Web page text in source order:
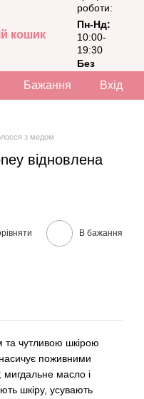
кошик
роботи:
Пн-Нд:
10:00-
19:30
Без
Бажання Вхід
з медом
відновлена
В бажання
та чутливою шкірою
поживними
масло і
шкіру, усувають